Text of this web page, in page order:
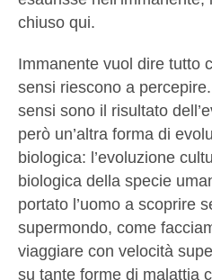
chiuso qui.
Immanente vuol dire tutto
sensi riescono a
sensi sono il risultato
però un’altra forma di
biologica: l’evoluzione
biologica della specie
portato l’uomo a scoprire
supermondo, come
viaggiare con velocità
su tante forme di malattia